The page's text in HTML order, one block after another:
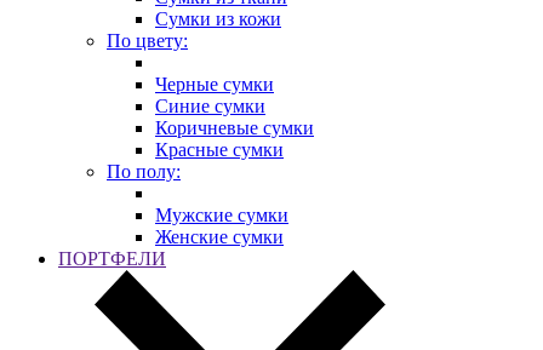
Сумки из кожи
По цвету:
Черные сумки
Синие сумки
Коричневые сумки
Красные сумки
По полу:
Мужские сумки
Женские сумки
ПОРТФЕЛИ